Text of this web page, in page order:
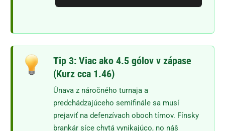
Tip 3: Viac ako 4.5 gólov v zápase
(Kurz cca 1.46)
Únava z náročného turnaja a
predchádzajúceho semifinále sa musí
prejaviť na defenzívach oboch tímov. Fínsky
brankár síce chytá vynikajúco, no náš